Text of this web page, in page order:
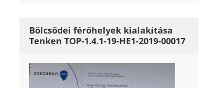
Bölcsődei férőhelyek kialakítása
Tenken TOP-1.4.1-19-HE1-2019-00017